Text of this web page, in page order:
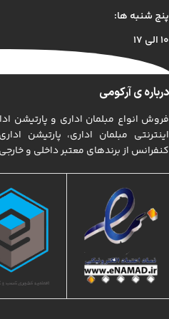
پنج شنبه ها:
۱۰ الی ۱۷
درباره ی آرکومی
فروش انواع مبلمان اداری و پارتیشن
اینترنتی مبلمان اداری، پارتیشن
کنفرانس از برندهای معتبر داخلی و